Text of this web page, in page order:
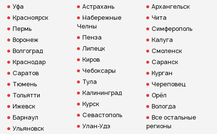
Уфа
Красноярск
Пермь
Воронеж
Волгоград
Краснодар
Саратов
Тюмень
Тольятти
Ижевск
Барнаул
Ульяновск
Астрахань
Набережные
Челны
Пенза
Липецк
Киров
Чебоксары
Тула
Калининград
Курск
Севастополь
Улан-Удэ
Архангельск
Чита
Симферополь
Калуга
Смоленск
Саранск
Курган
Череповец
Орёл
Вологда
Все остальные
регионы